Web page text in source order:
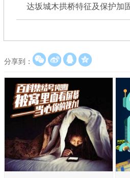
达坂城木拱桥特征及保护加
分享到：